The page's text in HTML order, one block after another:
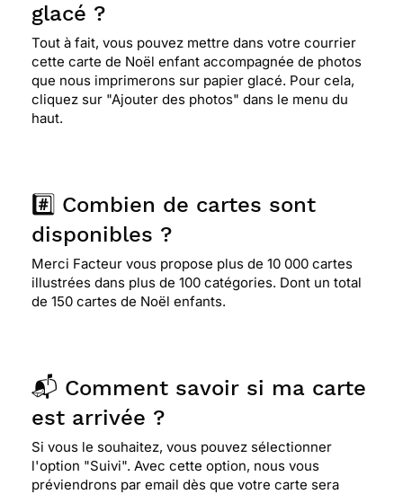
glacé ?
Tout à fait, vous pouvez mettre dans votre courrier
cette carte de Noël enfant accompagnée de photos
que nous imprimerons sur papier glacé. Pour cela,
cliquez sur "Ajouter des photos" dans le menu du
haut.
#️⃣ Combien de cartes sont
disponibles ?
Merci Facteur vous propose plus de 10 000 cartes
illustrées dans plus de 100 catégories. Dont un total
de 150 cartes de Noël enfants.
📬 Comment savoir si ma carte
est arrivée ?
Si vous le souhaitez, vous pouvez sélectionner
l'option "Suivi". Avec cette option, nous vous
préviendrons par email dès que votre carte sera